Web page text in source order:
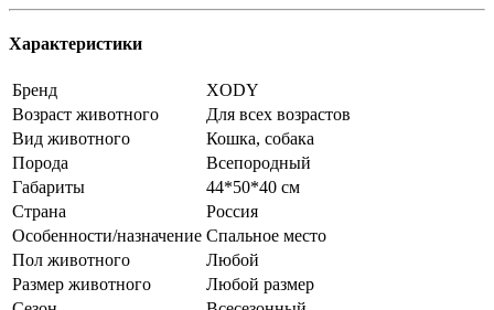
Характеристики
Бренд
XODY
Возраст животного
Для всех возрастов
Вид животного
Кошка, собака
Порода
Всепородный
Габариты
44*50*40 см
Страна
Россия
Особенности/назначение Спальное место
Пол животного
Любой
Размер животного
Любой размер